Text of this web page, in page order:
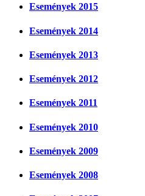
Események 2015
Események 2014
Események 2013
Események 2012
Események 2011
Események 2010
Események 2009
Események 2008